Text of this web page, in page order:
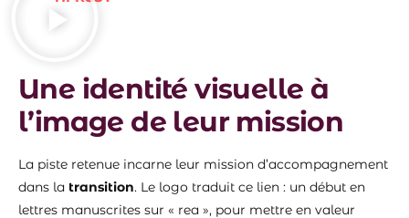
Une identité visuelle à
l’image de leur mission
La piste retenue incarne leur mission d’accompagnement
dans la transition. Le logo traduit ce lien : un début en
lettres manuscrites sur « rea », pour mettre en valeur